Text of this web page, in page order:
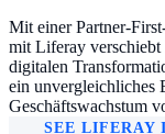
Mit einer Partner-
mit Liferay
digitalen
ein unvergleichliches
Geschäftswachstum
SEE LIFERAY